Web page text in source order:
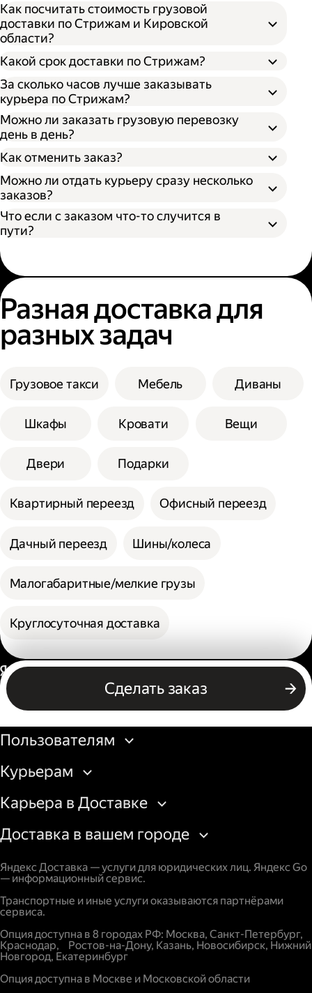
Откройте приложение, личный кабинет
или форму заказа на нашем сайте;
Выберите подходящий размер кузова:
S (170х100х90 см) вмещает грузы до 300 кг
— каблук;
M (260х130х150 см) вмещает грузы до 700
кг — микроавтобус;
L (380х180х180 см) вмещает грузы до 1400
XL (400х190х200 см) вмещает грузы до
2000 кг — газель.
Как посчитать стоимость грузовой
доставки по Стрижам и Кировской
области?
Какой срок доставки по Стрижам?
Время поиска грузового автомобиля;
Время забора груза;
Расстояние от адреса отправителя до
адреса получателя;
Вы можете узнать местоположение
курьера в личном кабинете или
За сколько часов лучше заказывать
курьера по Стрижам?
Можно ли заказать грузовую перевозку
день в день?
Как отменить заказ?
Можно ли отдать курьеру сразу несколько
заказов?
Что если с заказом что-то случится в
пути?
Разная доставка для
разных задач
Грузовое такси Мебель Диваны
Шкафы Кровати Вещи
Двери Подарки
Квартирный переезд Офисный переезд
Дачный переезд Шины/колеса
Малогабаритные/мелкие грузы
Круглосуточная доставка
Сделать заказ
Россия
Бизнесу
Пользователям
Курьерам
Карьера в Доставке
Доставка в вашем городе
Яндекс Доставка — услуги для юридических лиц. Яндекс Go
— информационный сервис.
Транспортные и иные услуги оказываются партнёрами
сервиса.
Опция доступна в 8 городах РФ: Москва, Санкт-Петербург,
Краснодар, Ростов-на-Дону, Казань, Новосибирск, Нижний
Новгород, Екатеринбург
Опция доступна в Москве и Московской области